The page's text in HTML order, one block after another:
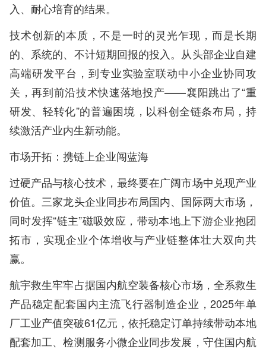
入、耐心培育的结果。
技术创新的本质，不是一时的灵光乍现，而是长期
的、系统的、不计短期回报的投入。从头部企业自建
高端研发平台，到专业实验室联动中小企业协同攻
关，再到前沿技术快速落地投产——襄阳跳出了“重
研发、轻转化”的普遍困境，以科创全链条布局，持
续激活产业内生新动能。
市场开拓：携链上企业闯蓝海
过硬产品与核心技术，最终要在广阔市场中兑现产业
价值。三家龙头企业同步布局国内、国际两大市场，
同时发挥“链主”磁吸效应，带动本地上下游企业抱团
拓市，实现企业个体增收与产业链整体壮大双向共
赢。
航宇救生牢牢占据国内航空装备核心市场，全系救生
产品稳定配套国内主流飞行器制造企业，2025年单
厂工业产值突破61亿元，依托稳定订单持续带动本地
配套加工、检测服务小微企业同步发展，守住国内航